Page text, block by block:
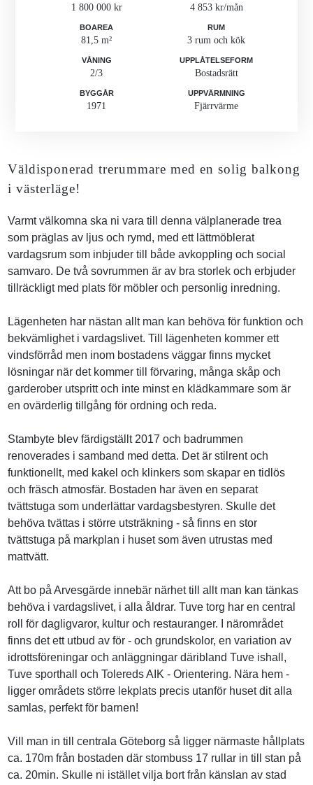
1 800 000 kr 4 853 kr/mån
BOAREA
81,5 m²
RUM
3 rum och kök
VÅNING
2/3
UPPLÅTELSEFORM
Bostadsrätt
BYGGÅR
1971
UPPVÄRMNING
Fjärrvärme
Väldisponerad trerummare med en solig balkong
i västerläge!
Varmt välkomna ska ni vara till denna välplanerade trea
som präglas av ljus och rymd, med ett lättmöblerat
vardagsrum som inbjuder till både avkoppling och social
samvaro. De två sovrummen är av bra storlek och erbjuder
tillräckligt med plats för möbler och personlig inredning.
Lägenheten har nästan allt man kan behöva för funktion och
bekvämlighet i vardagslivet. Till lägenheten kommer ett
vindsförråd men inom bostadens väggar finns mycket
lösningar när det kommer till förvaring, många skåp och
garderober utspritt och inte minst en klädkammare som är
en ovärderlig tillgång för ordning och reda.
Stambyte blev färdigställt 2017 och badrummen
renoverades i samband med detta. Det är stilrent och
funktionellt, med kakel och klinkers som skapar en tidlös
och fräsch atmosfär. Bostaden har även en separat
tvättstuga som underlättar vardagsbestyren. Skulle det
behöva tvättas i större utsträkning - så finns en stor
tvättstuga på markplan i huset som även utrustas med
mattvätt.
Att bo på Arvesgärde innebär närhet till allt man kan tänkas
behöva i vardagslivet, i alla åldrar. Tuve torg har en central
roll för dagligvaror, kultur och restauranger. I närområdet
finns det ett utbud av för - och grundskolor, en variation av
idrottsföreningar och anläggningar däribland Tuve ishall,
Tuve sporthall och Tolereds AIK - Orientering. Nära hem -
ligger områdets större lekplats precis utanför huset dit alla
samlas, perfekt för barnen!
Vill man in till centrala Göteborg så ligger närmaste hållplats
ca. 170m från bostaden där stombuss 17 rullar in till stan på
ca. 20min. Skulle ni istället vilja bort från känslan av stad